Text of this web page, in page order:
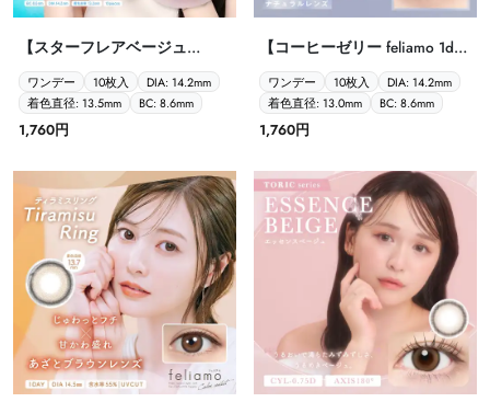
【スターフレアベージュ
eyestar 1day 10P】
ワンデー 10枚入
DIA: 14.2mm
着色直径: 13.5mm
BC: 8.6mm
1,760円
【コーヒーゼリー feliamo 1day
10P】
ワンデー 10枚入
DIA: 14.2mm
着色直径: 13.0mm
BC: 8.6mm
1,760円